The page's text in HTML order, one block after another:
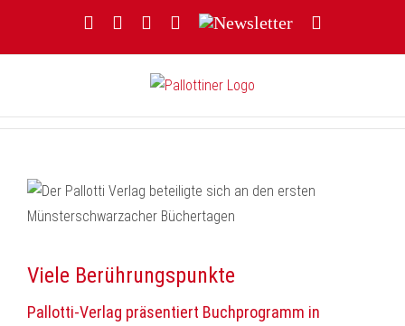
FacebookYouTubeInstagram
Threads
Newsletter
Viele Berührungspunkte
Pallotti-Verlag präsentiert Buchprogramm in